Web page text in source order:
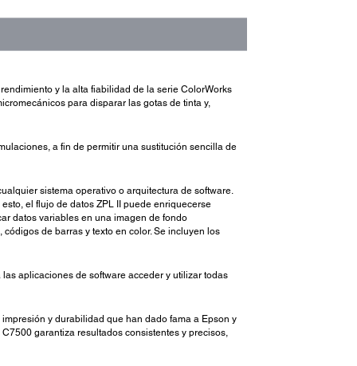
y la alta fiabilidad de la serie ColorWorks
para disparar las gotas de tinta y,
a fin de permitir una sustitución sencilla de
sistema operativo o arquitectura de software.
el flujo de datos ZPL II puede enriquecerse
datos variables en una imagen de fondo
de barras y texto en color. Se incluyen los
aplicaciones de software acceder y utilizar todas
y durabilidad que han dado fama a Epson y
garantiza resultados consistentes y precisos,